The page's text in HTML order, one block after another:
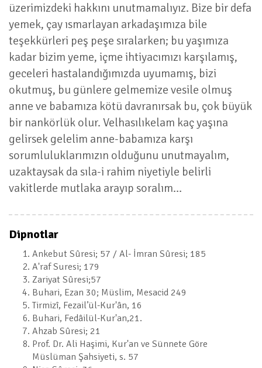
üzerimizdeki hakkını unutmamalıyız. Bize bir defa
yemek, çay ısmarlayan arkadaşımıza bile
teşekkürleri peş peşe sıralarken; bu yaşımıza
kadar bizim yeme, içme ihtiyacımızı karşılamış,
geceleri hastalandığımızda uyumamış, bizi
okutmuş, bu günlere gelmemize vesile olmuş
anne ve babamıza kötü davranırsak bu, çok büyük
bir nankörlük olur. Velhasılıkelam kaç yaşına
gelirsek gelelim anne-babamıza karşı
sorumluluklarımızın olduğunu unutmayalım,
uzaktaysak da sıla-i rahim niyetiyle belirli
vakitlerde mutlaka arayıp soralım…
Dipnotlar
Ankebut Sûresi; 57 / Al- İmran Sûresi; 185
A'raf Suresi; 179
Zariyat Sûresi;57
Buhari, Ezan 30; Müslim, Mesacid 249
Tirmizî, Fezail’ül-Kur'ân, 16
Buhari, Fedâilül-Kur'an,21.
Ahzab Sûresi; 21
Prof. Dr. Ali Haşimi, Kur'an ve Sünnete Göre
Müslüman Şahsiyeti, s. 57